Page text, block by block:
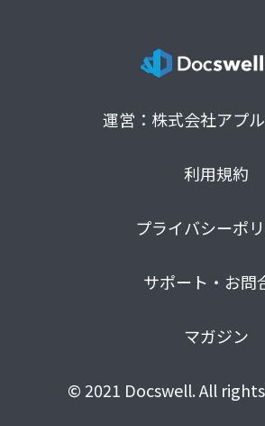
運営：株式会社アプ
利用規約
プライバシーポ
サポート・お問
マガジン
© 2021 Docswell. All